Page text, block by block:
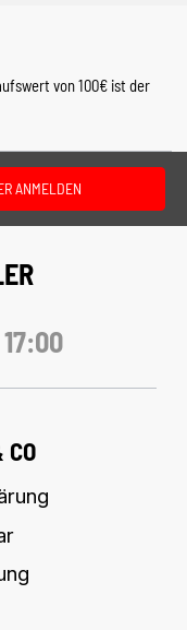
von 100€ ist der
ANMELDEN
CO